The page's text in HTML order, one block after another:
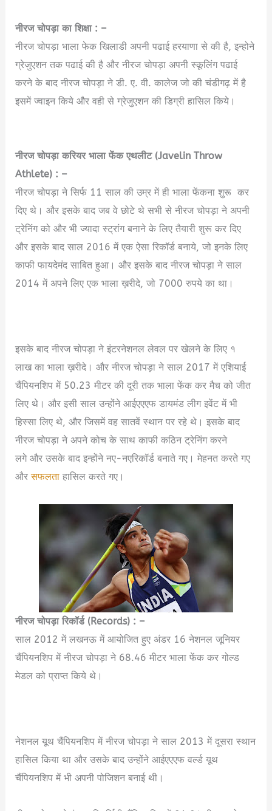
नीरज चोपड़ा का शिक्षा : –
नीरज चोपड़ा भाला फेक खिलाडी अपनी पढाई हरयाणा से की है, इन्होने
ग्रेजुएशन तक पढाई की है और नीरज चोपड़ा अपनी स्कूलिंग पढाई
करने के बाद नीरज चोपड़ा ने डी. ए. वी. कालेज जो की चंडीगढ़ में है
इसमें ज्वाइन किये और वही से ग्रेजुएशन की डिग्री हासिल किये।
नीरज चोपड़ा करियर भाला फेंक एथलीट (Javelin Throw
Athlete) : –
नीरज चोपड़ा ने सिर्फ 11 साल की उम्र में ही भाला फेंकना शुरू कर
दिए थे। और इसके बाद जब वे छोटे थे सभी से नीरज चोपड़ा ने अपनी
ट्रेनिंग को और भी ज्यादा स्ट्रांग बनाने के लिए तैयारी शुरू कर दिए
और इसके बाद साल 2016 में एक ऐसा रिकॉर्ड बनाये, जो इनके लिए
काफी फायदेमंद साबित हुआ। और इसके बाद नीरज चोपड़ा ने साल
2014 में अपने लिए एक भाला ख़रीदे, जो 7000 रुपये का था।
इसके बाद नीरज चोपड़ा ने इंटरनेशनल लेवल पर खेलने के लिए १
लाख का भाला ख़रीदे। और नीरज चोपड़ा ने साल 2017 में एशियाई
चैंपियनशिप में 50.23 मीटर की दूरी तक भाला फेंक कर मैच को जीत
लिए थे। और इसी साल उन्होंने आईएएएफ डायमंड लीग इवेंट में भी
हिस्सा लिए थे, और जिसमें वह सातवें स्थान पर रहे थे। इसके बाद
नीरज चोपड़ा ने अपने कोच के साथ काफी कठिन ट्रेनिंग करने
लगे और उसके बाद इन्होंने नए-नएरिकॉर्ड बनाते गए। मेहनत करते गए
औरसफलताहासिल करते गए।
नीरज चोपड़ा रिकॉर्ड (Records) : –
साल 2012 में लखनऊ में आयोजित हुए अंडर 16 नेशनल जूनियर
चैंपियनशिप में नीरज चोपड़ा ने 68.46 मीटर भाला फेंक कर गोल्ड
मेडल को प्राप्त किये थे।
नेशनल यूथ चैंपियनशिप में नीरज चोपड़ा ने साल 2013 में दूसरा स्थान
हासिल किया था और उसके बाद उन्होंने आईएएएफ वर्ल्ड यूथ
चैंपियनशिप में भी अपनी पोजिशन बनाई थी।